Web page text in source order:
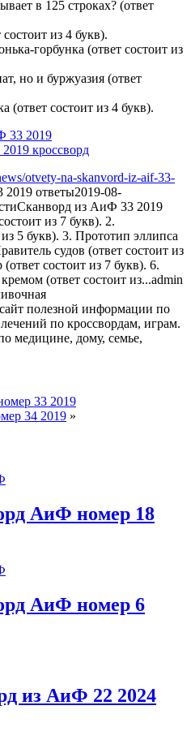
в 125 строках? (ответ
состоит из 4 букв).
горбунка (ответ состоит из
но и буржуазия (ответ
(ответ состоит из 4 букв).
кроссворд
otvety-na-skanvord-iz-aif-33-
ответы2019-08-
Сканворд из АиФ 33 2019
из 7 букв). 2.
5 букв). 3. Прототип эллипса
судов (ответ состоит из
состоит из 7 букв). 6.
(ответ состоит из...admin
33 2019
34 2019 »
АиФ номер 18
АиФ номер 6
из АиФ 22 2024